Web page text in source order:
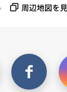
ケティング活動を
合して「4.利用目
るため（12）本ポ
業者等が取得した
周辺地図を